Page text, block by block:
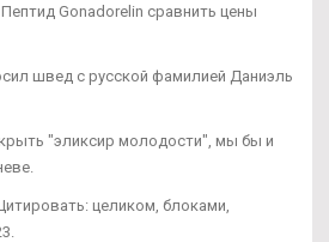
Gonadorelin сравнить цены
швед с русской фамилией Даниэль
"эликсир молодости", мы бы и
целиком, блоками,